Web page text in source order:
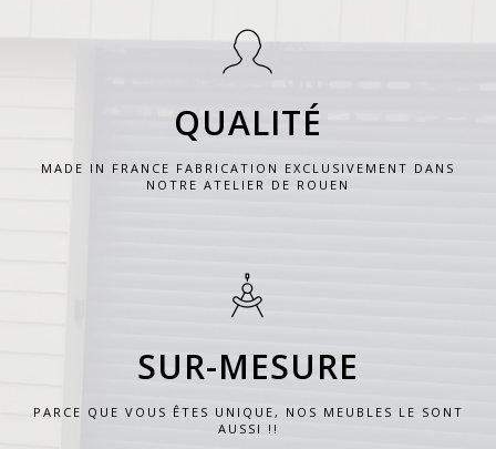
QUALITÉ
MADE IN FRANCE FABRICATION EXCLUSIVEMENT DANS
NOTRE ATELIER DE ROUEN
SUR-MESURE
PARCE QUE VOUS ÊTES UNIQUE, NOS MEUBLES LE SONT
AUSSI !!